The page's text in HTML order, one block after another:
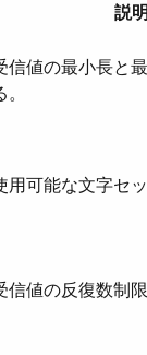
説明
信値の最小長と
。
用可能な文字セ
信値の反復数制